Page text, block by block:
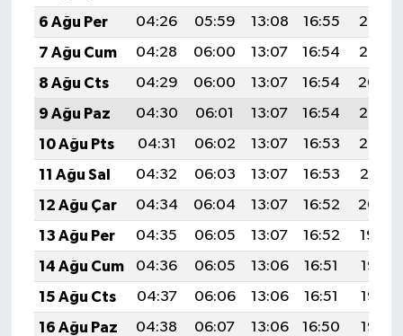
6 Ağu Per
04:26 05:59 13:08 16:55
20:06
7 Ağu Cum
04:28 06:00 13:07 16:54
20:05
8 Ağu Cts
04:29 06:00 13:07 16:54
20:04
9 Ağu Paz
04:30 06:01 13:07 16:54
20:03
10 Ağu Pts
04:31 06:02 13:07 16:53
20:02
11 Ağu Sal
04:32 06:03 13:07 16:53
20:01
12 Ağu Çar
04:34 06:04 13:07 16:52
20:00
13 Ağu Per
04:35 06:05 13:07 16:52
19:59
14 Ağu Cum
04:36 06:05 13:06 16:51
19:57
15 Ağu Cts
04:37 06:06 13:06 16:51
19:56
16 Ağu Paz
04:38 06:07 13:06 16:50
19:55